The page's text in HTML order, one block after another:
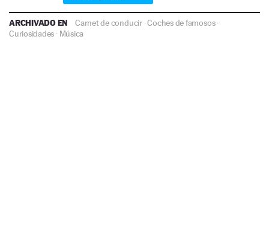
ARCHIVADO EN Carnet de conducir·Coches de famosos·
Curiosidades · Música